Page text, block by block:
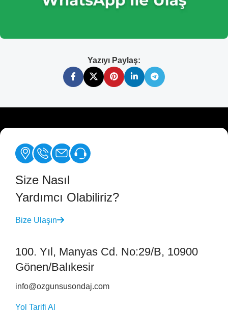
Yazıyı Paylaş:
Size Nasıl
Yardımcı Olabiliriz?
Bize Ulaşın
100. Yıl, Manyas Cd. No:29/B, 10900
Gönen/Balıkesir
info@ozgunsusondaj.com
Yol Tarifi Al